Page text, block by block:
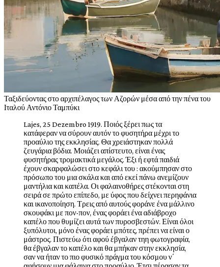
Ταξιδεύοντας στο αρχιπέλαγος των Αζορών μέσα από την πένα του
Ιταλού Αντόνιο Ταμπύκι
Lajes, 25 Dezembro 1919. Ποιός ξέρει πως τα
κατάφεραν να σύρουν αυτόν το φυσητήρα μέχρι το
προαύλιο της εκκλησίας. Θα χρειάστηκαν πολλά
ζευγάρια βόδια. Μοιάζει απίστευτο, είναι ένας
φυσητήρας τρομακτικά μεγάλος. Έξι ή εφτά παιδιά
έχουν σκαρφαλώσει στο κεφάλι του : ακούμπησαν στο
πρόσωπο του μια σκάλα και από εκεί πάνω ανεμίζουν
μαντήλια και καπέλα. Οι φαλαινοθήρες στέκονται στη
σειρά σε πρώτο επίπεδο, με ύφος που δείχνει περηφάνια
και ικανοποίηση. Τρεις από αυτούς φοράνε ένα μάλλινο
σκουφάκι με πον-πον, ένας φοράει ένα αδιάβροχο
καπέλο που θυμίζει αυτά των πυροσβεστών. Είναι όλοι
ξυπόλυτοι, μόνο ένας φοράει μπότες, πρέπει να είναι ο
μάστρος. Πιστεύω ότι αφού έβγαλαν τηη φωτογραφία,
θα έβγαλαν το καπέλο και θα μπήκαν στην εκκλησία,
σαν να ήταν το πιο φυσικό πράγμα του κόσμου ν΄